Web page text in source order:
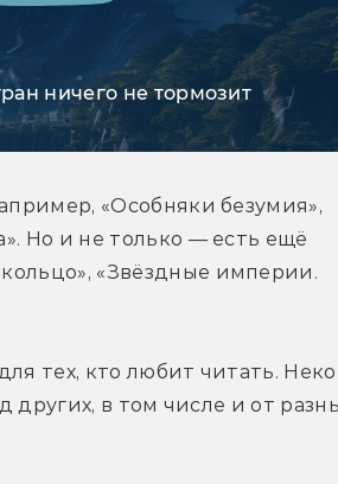
ничего не тормозит
«Особняки безумия»,
Но и не только — есть ещё
«Звёздные империи.
тех, кто любит читать.
других, в том числе и от